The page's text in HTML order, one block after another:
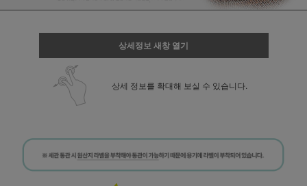
상세정보 새창 열기
상세 정보를 확대해 보실 수 있습니다.